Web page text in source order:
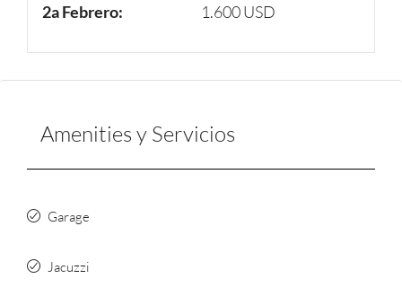
2a Febrero:
1.600 USD
Amenities y Servicios
Garage
Jacuzzi